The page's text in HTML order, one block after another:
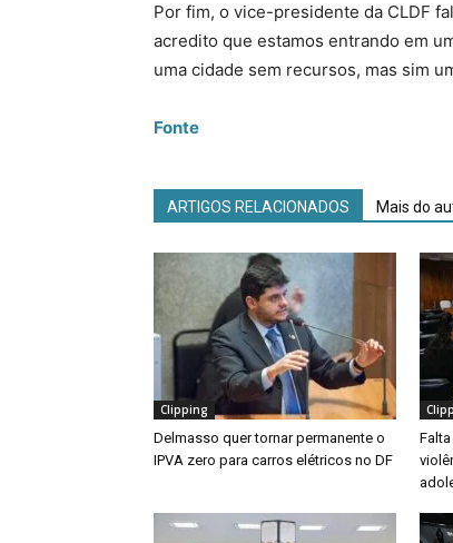
Por fim, o vice-presidente da CLDF
acredito que estamos entrando em
uma cidade sem recursos, mas sim
Fonte
ARTIGOS RELACIONADOS Mais do
Clipping
Delmasso quer tornar permanente o
IPVA zero para carros elétricos no DF